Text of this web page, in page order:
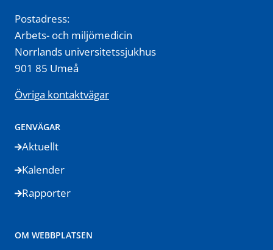
Postadress:
Arbets- och miljömedicin
Norrlands universitetssjukhus
901 85 Umeå
Övriga kontaktvägar
GENVÄGAR
Aktuellt
Kalender
Rapporter
OM WEBBPLATSEN